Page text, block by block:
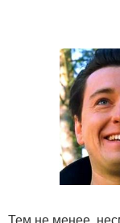
Тем не менее,